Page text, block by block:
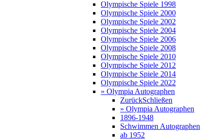
Olympische Spiele 1998
Olympische Spiele 2000
Olympische Spiele 2002
Olympische Spiele 2004
Olympische Spiele 2006
Olympische Spiele 2008
Olympische Spiele 2010
Olympische Spiele 2012
Olympische Spiele 2014
Olympische Spiele 2022
» Olympia Autographen
ZurückSchließen
» Olympia Autographen
1896-1948
Schwimmen Autographen
ab 1952